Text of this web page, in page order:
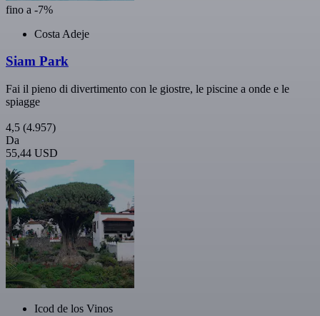
fino a -7%
Costa Adeje
Siam Park
Fai il pieno di divertimento con le giostre, le piscine a onde e le
spiagge
4,5 (4.957)
Da
55,44 USD
Icod de los Vinos